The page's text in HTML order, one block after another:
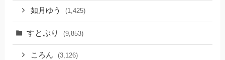
如月ゆう (1,425)
すとぷり (9,853)
ころん (3,126)